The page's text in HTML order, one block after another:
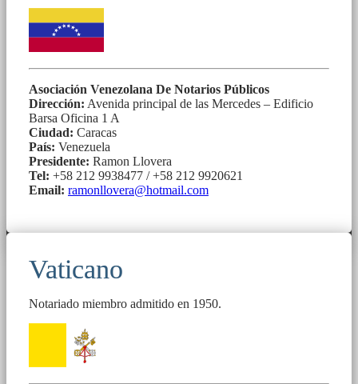
Asociación Venezolana De Notarios Públicos
Dirección: Avenida principal de las Mercedes – Edificio
Barsa Oficina 1 A
Ciudad: Caracas
País: Venezuela
Presidente: Ramon Llovera
Tel: +58 212 9938477 / +58 212 9920621
Email: ramonllovera@hotmail.com
Vaticano
Notariado miembro admitido en 1950.